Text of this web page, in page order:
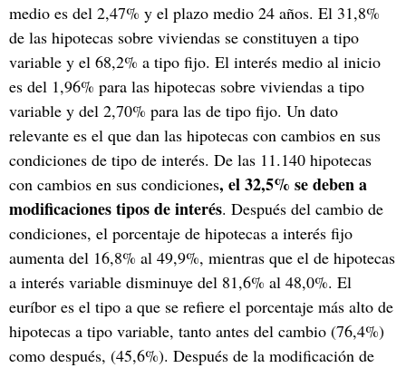
medio es del 2,47% y el plazo medio 24 años. El 31,8%
de las hipotecas sobre viviendas se constituyen a tipo
variable y el 68,2% a tipo fijo. El interés medio al inicio
es del 1,96% para las hipotecas sobre viviendas a tipo
variable y del 2,70% para las de tipo fijo. Un dato
relevante es el que dan las hipotecas con cambios en sus
condiciones de tipo de interés. De las 11.140 hipotecas
con cambios en sus condiciones, el 32,5% se deben a
modificaciones tipos de interés. Después del cambio de
condiciones, el porcentaje de hipotecas a interés fijo
aumenta del 16,8% al 49,9%, mientras que el de hipotecas
a interés variable disminuye del 81,6% al 48,0%. El
euríbor es el tipo a que se refiere el porcentaje más alto de
hipotecas a tipo variable, tanto antes del cambio (76,4%)
como después, (45,6%). Después de la modificación de